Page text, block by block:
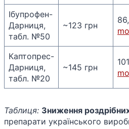
Ібупрофен-
Дарниця,
табл. №50
~123 грн
Каптопрес-
Дарниця,
табл. №20
~145 грн
Таблиця: Зниження
препарати українського